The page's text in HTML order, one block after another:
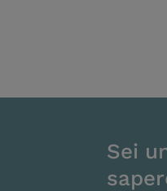
Sei